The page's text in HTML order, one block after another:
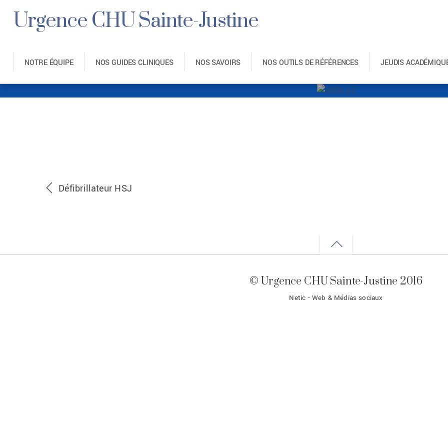
Urgence CHU Sainte-Justine
NOTRE ÉQUIPE NOS GUIDES CLINIQUES NOS SAVOIRS NOS OUTILS DE RÉFÉRENCES JEUDIS
Défibrillateur HSJ
Back
top
© Urgence CHU Sainte-Justine 2016
Netic - Web & Médias sociaux